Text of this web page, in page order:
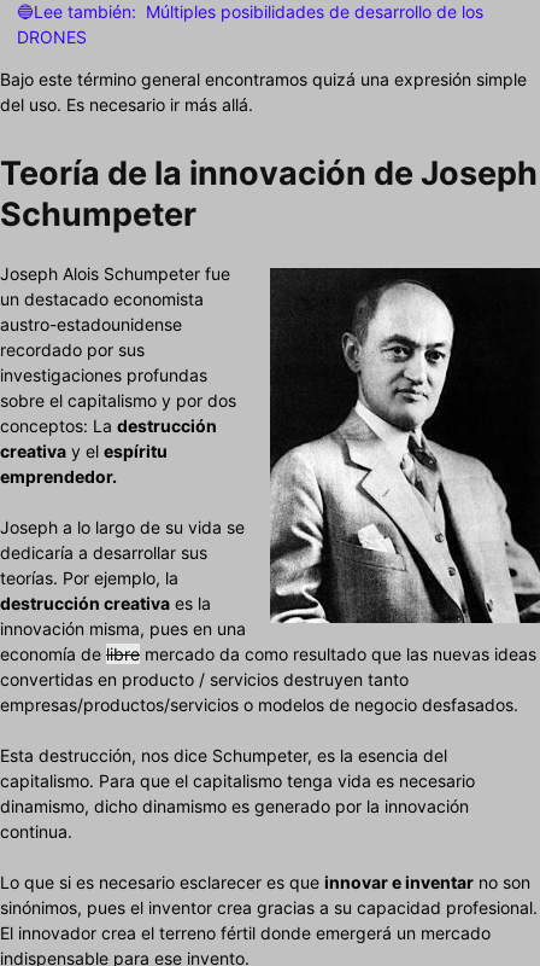
🔵Lee también: Múltiples posibilidades de desarrollo de los
DRONES
Bajo este término general encontramos quizá una expresión simple
del uso. Es necesario ir más allá.
Teoría de la innovación de Joseph
Schumpeter
Joseph Alois Schumpeter fue
un destacado economista
austro-estadounidense
recordado por sus
investigaciones profundas
sobre el capitalismo y por dos
conceptos: La destrucción
creativa y el espíritu
emprendedor.
Joseph a lo largo de su vida se
dedicaría a desarrollar sus
teorías. Por ejemplo, la
destrucción creativa es la
innovación misma, pues en una
economía de libre mercado da como resultado que las nuevas ideas
convertidas en producto / servicios destruyen tanto
empresas/productos/servicios o modelos de negocio desfasados.
Esta destrucción, nos dice Schumpeter, es la esencia del
capitalismo. Para que el capitalismo tenga vida es necesario
dinamismo, dicho dinamismo es generado por la innovación
continua.
Lo que si es necesario esclarecer es que innovar e inventar no son
sinónimos, pues el inventor crea gracias a su capacidad profesional.
El innovador crea el terreno fértil donde emergerá un mercado
indispensable para ese invento.